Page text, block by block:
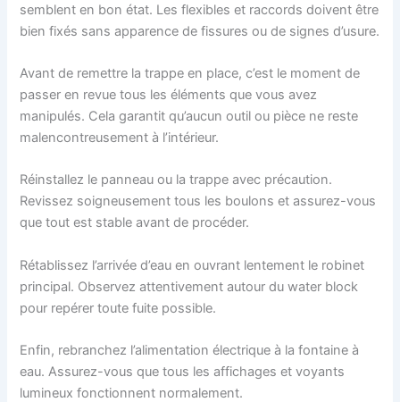
semblent en bon état. Les flexibles et raccords doivent être
bien fixés sans apparence de fissures ou de signes d’usure.
Avant de remettre la trappe en place, c’est le moment de
passer en revue tous les éléments que vous avez
manipulés. Cela garantit qu’aucun outil ou pièce ne reste
malencontreusement à l’intérieur.
Réinstallez le panneau ou la trappe avec précaution.
Revissez soigneusement tous les boulons et assurez-vous
que tout est stable avant de procéder.
Rétablissez l’arrivée d’eau en ouvrant lentement le robinet
principal. Observez attentivement autour du water block
pour repérer toute fuite possible.
Enfin, rebranchez l’alimentation électrique à la fontaine à
eau. Assurez-vous que tous les affichages et voyants
lumineux fonctionnent normalement.